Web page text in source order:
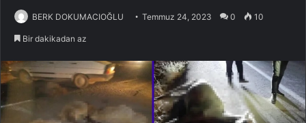
BERK DOKUMACIOĞLU Temmuz 24, 2023 0 10
Bir dakikadan az